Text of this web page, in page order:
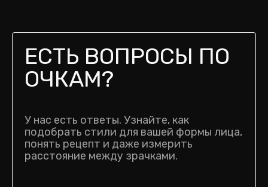
ЕСТЬ ВОПРОСЫ ПО
ОЧКАМ?
У нас есть ответы. Узнайте, как
подобрать стили для вашей формы лица,
понять рецепт и даже измерить
расстояние между зрачками.